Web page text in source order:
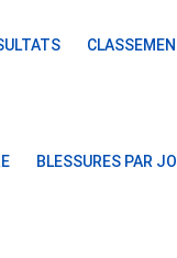
BLESSURES PAR